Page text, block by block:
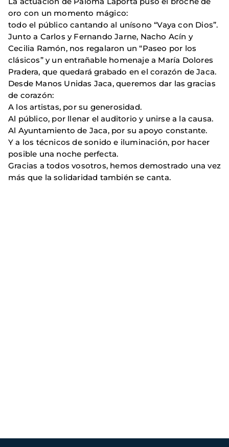
oro con un momento mágico:
todo el público cantando al unísono “Vaya con Dios”.
Junto a Carlos y Fernando Jarne, Nacho Acín y
Cecilia Ramón, nos regalaron un “Paseo por los
clásicos” y un entrañable homenaje a María Dolores
Pradera, que quedará grabado en el corazón de Jaca.
Desde Manos Unidas Jaca, queremos dar las gracias
de corazón:
A los artistas, por su generosidad.
Al público, por llenar el auditorio y unirse a la causa.
Al Ayuntamiento de Jaca, por su apoyo constante.
Y a los técnicos de sonido e iluminación, por hacer
posible una noche perfecta.
Gracias a todos vosotros, hemos demostrado una vez
más que la solidaridad también se canta.